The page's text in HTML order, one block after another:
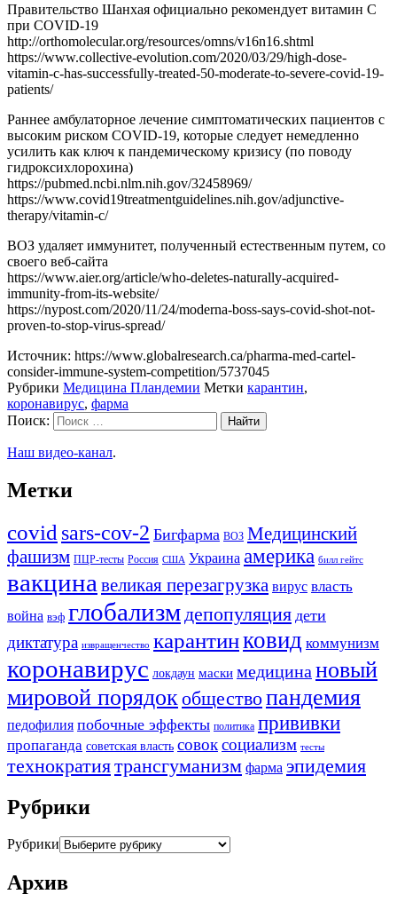
Правительство Шанхая официально рекомендует витамин С
при COVID-19
http://orthomolecular.org/resources/omns/v16n16.shtml
https://www.collective-evolution.com/2020/03/29/high-dose-
vitamin-c-has-successfully-treated-50-moderate-to-severe-covid-19-
patients/
Раннее амбулаторное лечение симптоматических пациентов с
высоким риском COVID-19, которые следует немедленно
усилить как ключ к пандемическому кризису (по поводу
гидроксихлорохина)
https://pubmed.ncbi.nlm.nih.gov/32458969/
https://www.covid19treatmentguidelines.nih.gov/adjunctive-
therapy/vitamin-c/
ВОЗ удаляет иммунитет, полученный естественным путем, со
своего веб-сайта
https://www.aier.org/article/who-deletes-naturally-acquired-
immunity-from-its-website/
https://nypost.com/2020/11/24/moderna-boss-says-covid-shot-not-
proven-to-stop-virus-spread/
Источник: https://www.globalresearch.ca/pharma-med-cartel-
consider-immune-system-competition/5737045
Рубрики Медицина Пландемии Метки карантин,
коронавирус, фарма
Поиск:
Наш видео-канал.
Метки
covid sars-cov-2 Бигфарма ВОЗ Медицинский
фашизм ПЦР-тесты Россия США Украина америка билл гейтс
вакцина великая перезагрузка вирус власть
война вэф глобализм депопуляция дети
диктатура извращенчество карантинковид коммунизм
коронавирус локдаун маски медицина новый
мировой порядок обществопандемия
педофилия побочные эффекты политика прививки
пропаганда советская власть совоксоциализм тесты
технократиятрансгуманизм фарма эпидемия
Рубрики
Рубрики
Архив